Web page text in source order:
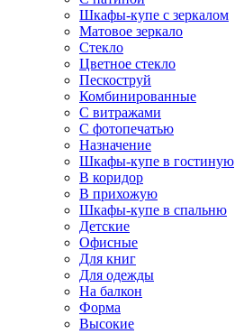
Шкафы-купе с зеркалом
Матовое зеркало
Стекло
Цветное стекло
Пескоструй
Комбинированные
С витражами
С фотопечатью
Назначение
Шкафы-купе в гостиную
В коридор
В прихожую
Шкафы-купе в спальню
Детские
Офисные
Для книг
Для одежды
На балкон
Форма
Высокие